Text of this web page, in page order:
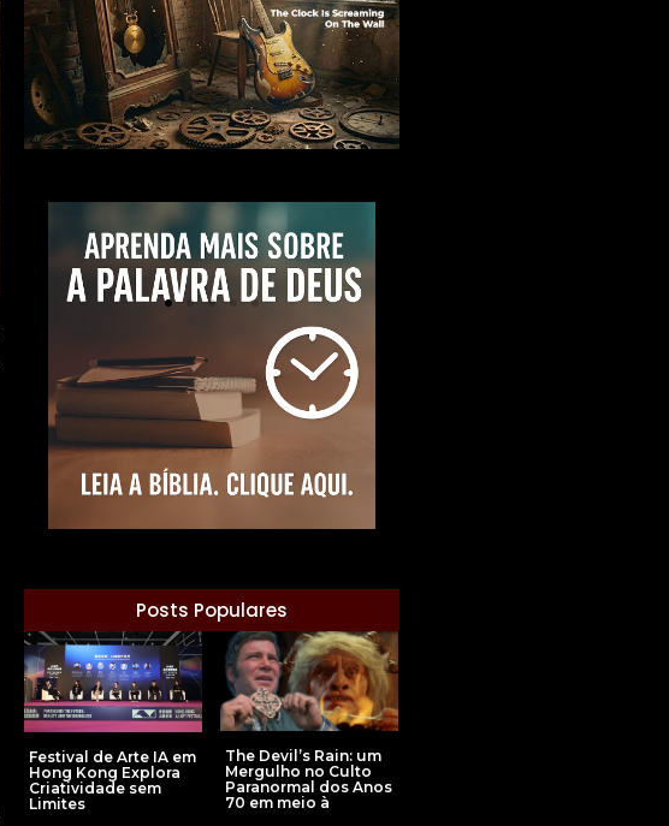
Posts Populares
Festival de Arte IA em
Hong Kong Explora
Criatividade sem
Limites
The Devil’s Rain: um
Mergulho no Culto
Paranormal dos Anos
70 em meio à